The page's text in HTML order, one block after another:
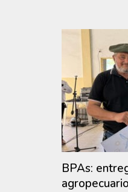
BPAs: